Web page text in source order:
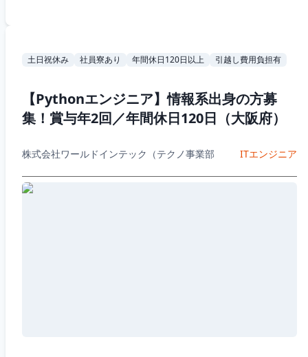
土日祝休み 社員寮あり 年間休日120日以上 引越し費用負担有
【Pythonエンジニア】情報系出身の方募
集！賞与年2回／年間休日120日（大阪府）
株式会社ワールドインテック（テクノ事業部 ITエンジニア